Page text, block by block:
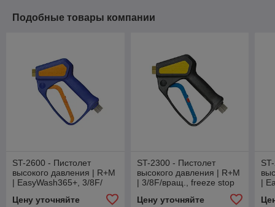
Подобные товары компании
ST-2600 - Пистолет
высокого давления | R+M
| EasyWash365+, 3/8F/
Цену уточняйте
ST-2300 - Пистолет
высокого давления | R+M
| 3/8F/вращ., freeze stop
Цену уточняйте
|